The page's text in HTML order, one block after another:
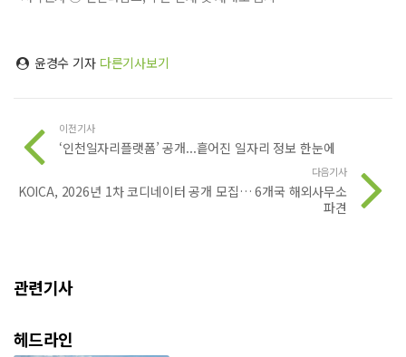
윤경수 기자 다른기사보기
이전기사
‘인천일자리플랫폼’ 공개...흩어진 일자리 정보 한눈에
다음기사
KOICA, 2026년 1차 코디네이터 공개 모집… 6개국 해외사무소
파견
관련기사
헤드라인